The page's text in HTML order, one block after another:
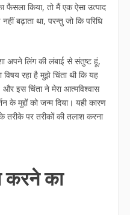
किया, तो मैं एक ऐसा उत्पाद
बढ़ाता था, परन्तु जो कि परिधि
अपने लिंग की लंबाई से संतुष्ट हूं,
रहा है मुझे चिंता थी कि यह
इस चिंता ने मेरा आत्मविश्वास
के मुद्दों को जन्म दिया। यही कारण
तरीके पर तरीकों की तलाश करना
करने का